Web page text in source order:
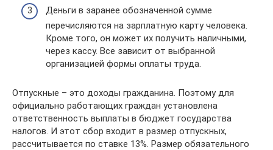
Деньги в заранее обозначенной сумме
перечисляются на зарплатную карту человека.
Кроме того, он может их получить наличными,
через кассу. Все зависит от выбранной
организацией формы оплаты труда.
Отпускные – это доходы гражданина. Поэтому для
официально работающих граждан установлена
ответственность выплаты в бюджет государства
налогов. И этот сбор входит в размер отпускных,
рассчитывается по ставке 13%. Размер обязательного